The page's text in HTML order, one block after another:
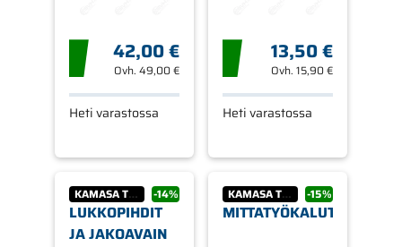
42,00 €
Ovh. 49,00 €
Heti varastossa
13,50 €
Ovh.15,90 €
Heti varastossa
KAMASA TOOLS -14%
LUKKOPIHDIT
JA JAKOAVAIN
KAMASA TOOLS -15%
MITTATYÖKALUT